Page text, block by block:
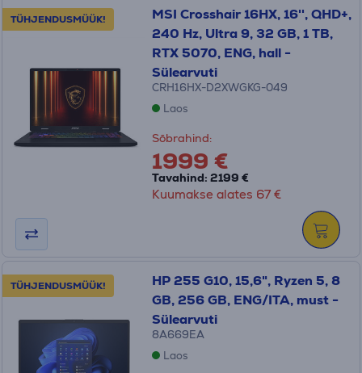
TÜHJENDUSMÜÜK!
MSI Crosshair 16HX, 16'', QHD+,
240 Hz, Ultra 9, 32 GB, 1 TB,
RTX 5070, ENG, hall -
Sülearvuti
CRH16HX-D2XWGKG-049
Laos
Sõbrahind:
1999 €
Tavahind: 2199 €
Kuumakse alates 67 €
TÜHJENDUSMÜÜK!
HP 255 G10, 15,6", Ryzen 5, 8
GB, 256 GB, ENG/ITA, must -
Sülearvuti
8A669EA
Laos